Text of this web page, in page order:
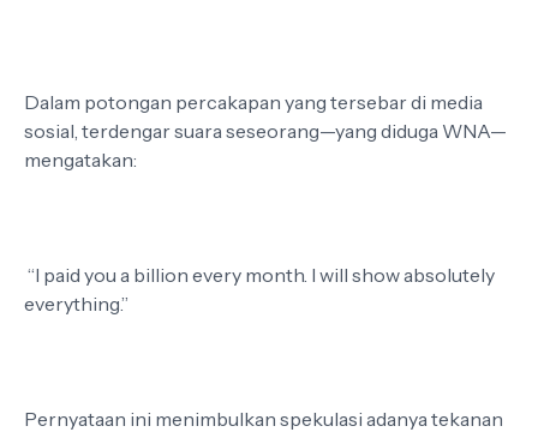
Dalam potongan percakapan yang tersebar di media
sosial, terdengar suara seseorang—yang diduga WNA—
mengatakan:
“I paid you a billion every month. I will show absolutely
everything.”
Pernyataan ini menimbulkan spekulasi adanya tekanan